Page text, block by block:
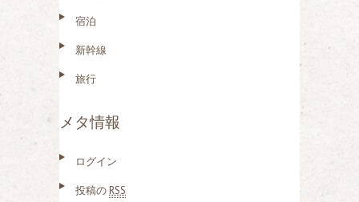
宿泊
新幹線
旅行
メタ情報
ログイン
投稿のRSS